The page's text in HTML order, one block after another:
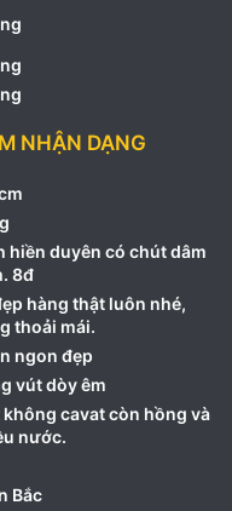
NHẬN DẠNG
hiền duyên có chút dâm
8đ
hàng thật luôn nhé,
thoải mái.
ngon đẹp
vút dòy êm
không cavat còn hồng và
nước.
Bắc